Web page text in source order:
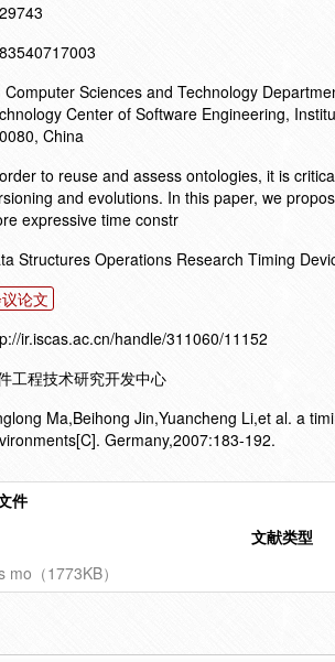
Computer Sciences and Technology
Center of Software Engineering,
China
to reuse and assess ontologies, it is
and evolutions. In this paper, we
expressive time constr
Structures Operations Research Timing
论文
ir.iscas.ac.cn/handle/311060/11152
工程技术研究开发中心
Ma,Beihong Jin,Yuancheng Li,et al. a
Germany,2007:183-192.
件
文献类型
（1773KB）